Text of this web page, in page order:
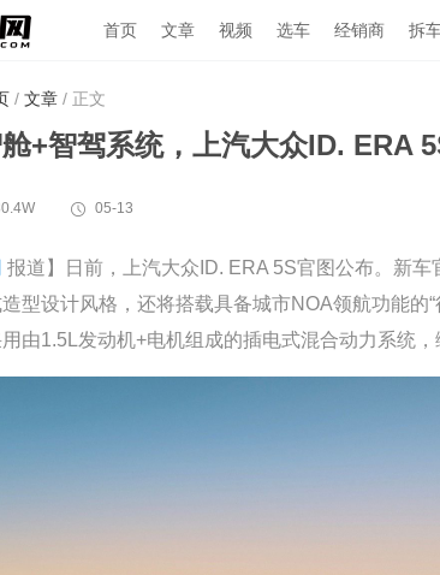
首页 文章 视频 选车 经销商 拆
/ 文章 / 正文
+智驾系统，上汽大众ID. ERA
05-13
报道】日前，上汽大众ID. ERA 5S官图公布。新车
型设计风格，还将搭载具备城市NOA领航功能的
由1.5L发动机+电机组成的插电式混合动力系统，